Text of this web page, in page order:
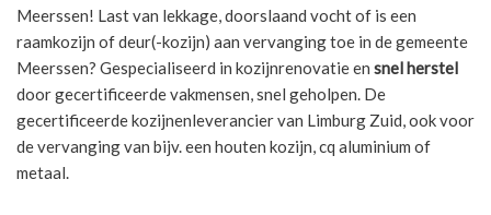
Meerssen! Last van lekkage, doorslaand vocht of is een
raamkozijn of deur(-kozijn) aan vervanging toe in de gemeente
Meerssen? Gespecialiseerd in kozijnrenovatie en snel herstel
door gecertificeerde vakmensen, snel geholpen. De
gecertificeerde kozijnenleverancier van Limburg Zuid, ook voor
de vervanging van bijv. een houten kozijn, cq aluminium of
metaal.